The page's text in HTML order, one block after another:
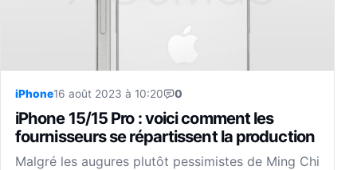
iPhone16 août 2023 à 10:20 0
iPhone 15/15 Pro : voici comment les
fournisseurs se répartissent la production
Malgré les augures plutôt pessimistes de Ming Chi